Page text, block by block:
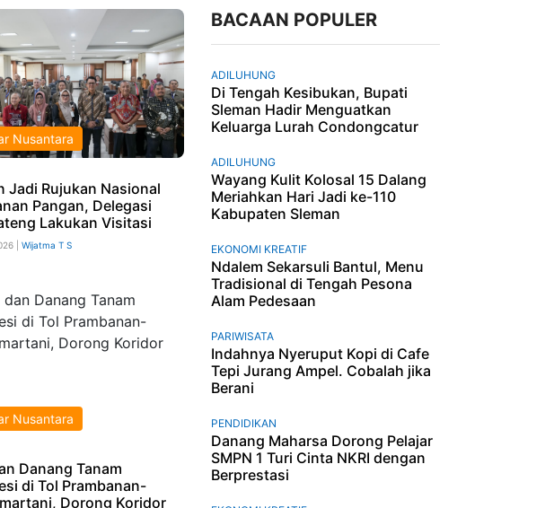
Nusantara
Jadi Rujukan Nasional
Pangan, Delegasi
Lakukan Visitasi
| Wijatma T S
Nusantara
Danang Tanam
di Tol Prambanan-
Dorong Koridor
BACAAN POPULER
ADILUHUNG
Di Tengah Kesibukan, Bupati
Sleman Hadir Menguatkan
Keluarga Lurah Condongcatur
ADILUHUNG
Wayang Kulit Kolosal 15 Dalang
Meriahkan Hari Jadi ke-110
Kabupaten Sleman
EKONOMI KREATIF
Ndalem Sekarsuli Bantul, Menu
Tradisional di Tengah Pesona
Alam Pedesaan
PARIWISATA
Indahnya Nyeruput Kopi di Cafe
Tepi Jurang Ampel. Cobalah jika
Berani
PENDIDIKAN
Danang Maharsa Dorong Pelajar
SMPN 1 Turi Cinta NKRI dengan
Berprestasi